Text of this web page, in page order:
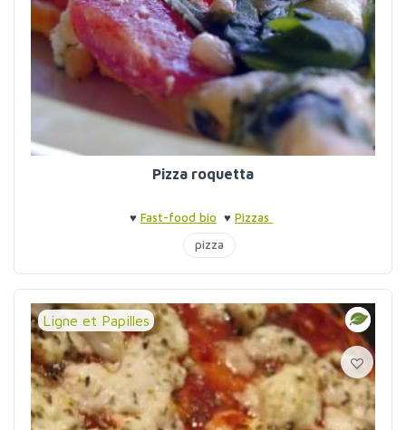
Pizza roquetta
♥ Fast-food bio ♥ Pizzas
pizza
Ligne et Papilles